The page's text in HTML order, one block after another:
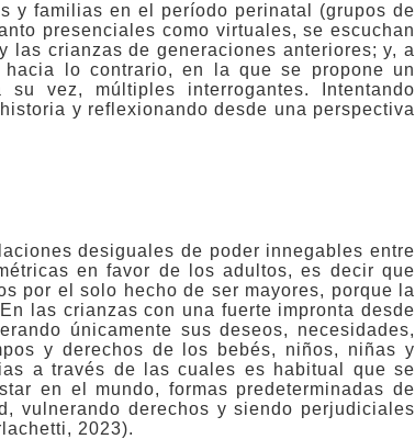
y familias en el período perinatal (grupos de
presenciales como virtuales, se escuchan
las crianzas de generaciones anteriores; y, a
lo contrario, en la que se propone un
vez, múltiples interrogantes. Intentando
y reflexionando desde una perspectiva
desiguales de poder innegables entre
en favor de los adultos, es decir que
por el solo hecho de ser mayores, porque la
las crianzas con una fuerte impronta desde
únicamente sus deseos, necesidades,
y derechos de los bebés, niños, niñas y
a través de las cuales es habitual que se
en el mundo, formas predeterminadas de
vulnerando derechos y siendo perjudiciales
2023).